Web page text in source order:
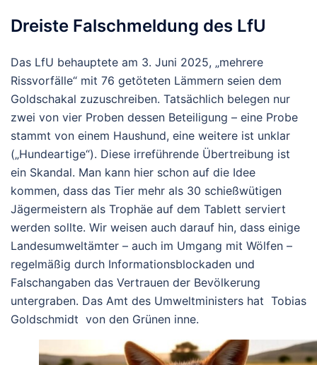
Dreiste Falschmeldung des LfU
Das LfU behauptete am 3. Juni 2025, „mehrere
Rissvorfälle“ mit 76 getöteten Lämmern seien dem
Goldschakal zuzuschreiben. Tatsächlich belegen nur
zwei von vier Proben dessen Beteiligung – eine Probe
stammt von einem Haushund, eine weitere ist unklar
(„Hundeartige“). Diese irreführende Übertreibung ist
ein Skandal. Man kann hier schon auf die Idee
kommen, dass das Tier mehr als 30 schießwütigen
Jägermeistern als Trophäe auf dem Tablett serviert
werden sollte. Wir weisen auch darauf hin, dass einige
Landesumweltämter – auch im Umgang mit Wölfen –
regelmäßig durch Informationsblockaden und
Falschangaben das Vertrauen der Bevölkerung
untergraben. Das Amt des Umweltministers hat Tobias
Goldschmidt von den Grünen inne.